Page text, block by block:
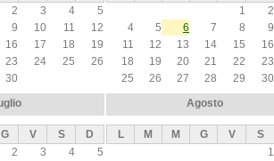
2 3 4
5
9 10 11
12
16 17 18
19
23 24 25
26
30
1
2
4
5 6 7 8
9
11
12 13 14 15
16
18
19 20 21 22
23
25
26 27 28 29 30
G V S
D
2 3 4
5
Agosto
L M M G V
S
1